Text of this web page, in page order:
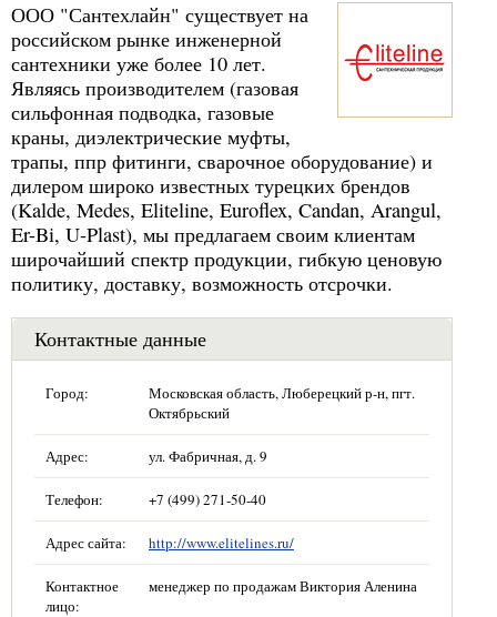
ООО "Сантехлайн" существует на
российском рынке инженерной
сантехники уже более 10 лет.
Являясь производителем (газовая
сильфонная подводка, газовые
краны, диэлектрические муфты,
трапы, ппр фитинги, сварочное оборудование) и
дилером широко известных турецких брендов
(Kalde, Medes, Eliteline, Euroflex, Candan, Arangul,
Er-Bi, U-Plast), мы предлагаем своим клиентам
широчайший спектр продукции, гибкую ценовую
политику, доставку, возможность отсрочки.
Контактные данные
Город:
Московская область, Люберецкий р-н, пгт.
Октябрьский
Адрес: ул. Фабричная, д. 9
Телефон: +7 (499) 271-50-40
Адрес сайта: http://www.elitelines.ru/
Контактное
лицо:
менеджер по продажам Виктория Аленина